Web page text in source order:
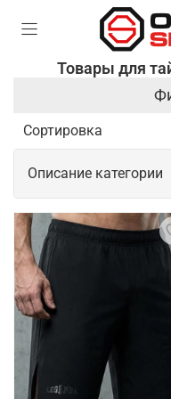
Товары для
Описание категории
тайского бокса
Для тайского бокса
специализированная
обеспечивает
спаррингов и
являются
шорты,